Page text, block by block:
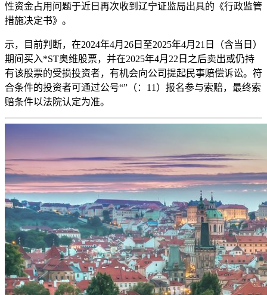
性资金占用问题于近日再次收到辽宁证监局出具的《行政监管
措施决定书》。
示，目前判断，在2024年4月26日至2025年4月21日（含当日）
期间买入*ST奥维股票，并在2025年4月22日之后卖出或仍持
有该股票的受损投资者，有机会向公司提起民事赔偿诉讼。符
合条件的投资者可通过公号“”（：11）报名参与索赔，最终索
赔条件以法院认定为准。